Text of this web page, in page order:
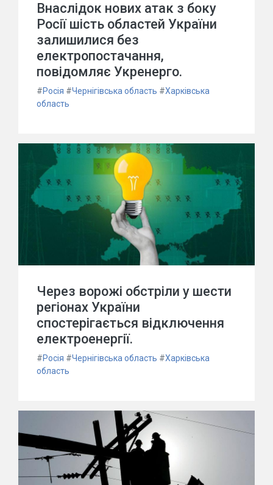
Внаслідок нових атак з боку
Росії шість областей України
залишилися без
електропостачання,
повідомляє Укренерго.
#Росія #Чернігівська область #Харківська
область
Через ворожі обстріли у шести
регіонах України
спостерігається відключення
електроенергії.
#Росія #Чернігівська область #Харківська
область